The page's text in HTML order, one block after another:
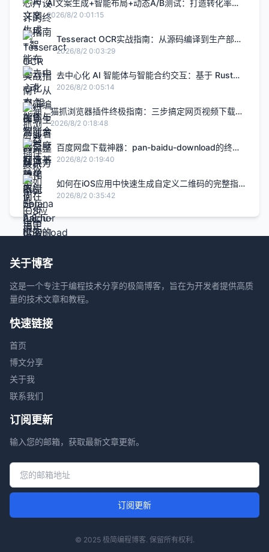
AI文案生成+智能布局+动态A/B测试：打造转化率提
升2.8倍的H5智能设计闭环，限免内测通道今日关闭
2026/8/2 0:01:15
Tesseract OCR实战指南：从源码编译到生产部署
的完整解决方案
2026/8/2 0:03:29
去中心化 AI 智能体与智能合约交互：基于 Rust
Solana Anchor 框架的链上 Agent 实战
2026/8/2 0:05:14
猫抓浏览器插件终极指南：三步搞定网页视频下载的
完整解决方案
2026/8/2 0:18:48
百度网盘下载神器：pan-baidu-download的终极
实战指南
2026/8/2 0:19:40
如何在iOS应用中快速生成自定义二维码的完整指
南
2026/8/2 0:35:42
关于博客
这是一个专注于编程技术分享的极简博客，旨在为开发者提供高质
量的技术文章和教程。
快速链接
首页
博文分享
关于我
联系我们
订阅更新
输入您的邮箱，获取最新文章更新。
邮箱地址
订阅更新
© 2025 极简编程博客. 保留所有权利.